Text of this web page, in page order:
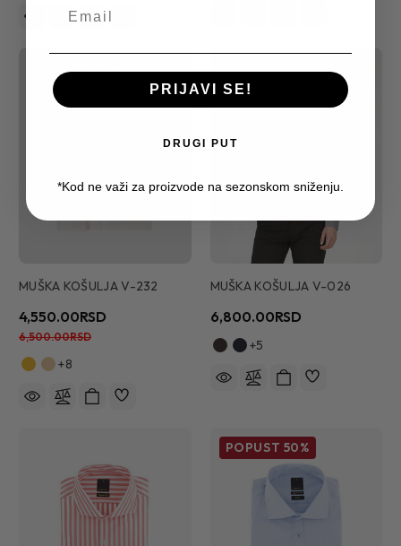
MUŠKA KOŠULJA V-232
4,550.00RSD
6,500.00RSD
+8
MUŠKA KOŠULJA V-026
6,800.00RSD
+5
POPUST 50%
PRIJAVI SE!
DRUGI PUT
*Kod ne važi za proizvode na sezonskom sniženju.